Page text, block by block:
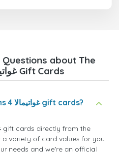
about The
Sims 4 غواتيمالا Gift Cards
Where can I buy The Sims 4 غواتيمالا gift cards?
a variety of card values for you
needs and we're an official